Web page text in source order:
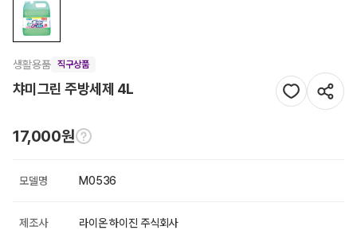
생활용품 직구상품
챠미그린 주방세제 4L
17,000원
모델명 M0536
제조사 라이온 하이진 주식회사